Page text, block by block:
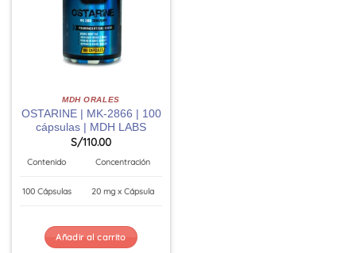
MDH ORALES
OSTARINE | MK-2866 | 100
cápsulas | MDH LABS
S/110.00
Contenido Concentración
100 Cápsulas 20 mg x Cápsula
Añadir al carrito